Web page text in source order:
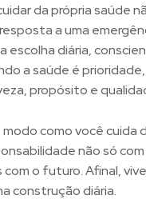
da própria saúde
a uma
escolha diária,
a saúde é
propósito e
como você cuida
não só com
o futuro. Afinal,
construção diária.